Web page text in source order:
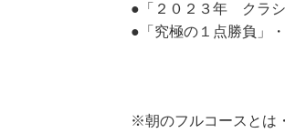
●「２０２３年 クラシ
●「究極の１点勝負」
※朝のフルコースとは